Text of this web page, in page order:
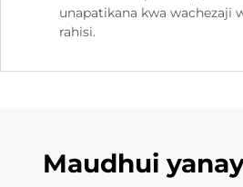
unapatikana kwa wachezaji
rahisi.
Maudhui